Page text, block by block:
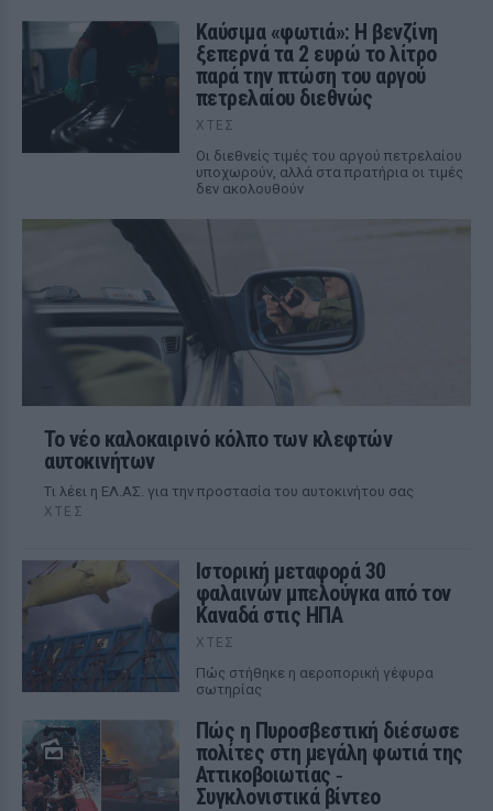
Καύσιμα «φωτιά»: Η βενζίνη
ξεπερνά τα 2 ευρώ το λίτρο
παρά την πτώση του αργού
πετρελαίου διεθνώς
ΧΤΕΣ
Οι διεθνείς τιμές του αργού πετρελαίου
υποχωρούν, αλλά στα πρατήρια οι τιμές
δεν ακολουθούν
Το νέο καλοκαιρινό κόλπο των κλεφτών
αυτοκινήτων
Tι λέει η ΕΛ.ΑΣ. για την προστασία του αυτοκινήτου σας
ΧΤΕΣ
Ιστορική μεταφορά 30
φαλαινών μπελούγκα από τον
Καναδά στις ΗΠΑ
ΧΤΕΣ
Πώς στήθηκε η αεροπορική γέφυρα
σωτηρίας
Πώς η Πυροσβεστική διέσωσε
πολίτες στη μεγάλη φωτιά της
Αττικοβοιωτίας ‑
Συγκλονιστικά βίντεο